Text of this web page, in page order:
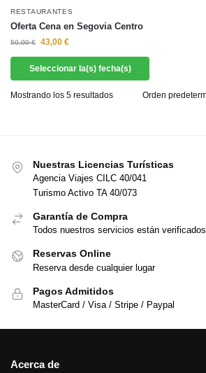
RESTAURANTES
Oferta Cena en Segovia Centro
50,00€ 43,00 €
Seleccionar la(s) fecha(s)
Mostrando los 5 resultados
Nuestras Licencias Turísticas
Agencia Viajes CILC 40/041
Turismo Activo TA 40/073
Garantía de Compra
Todos nuestros servicios están verificados
Reservas Online
Reserva desde cualquier lugar
Pagos Admitidos
MasterCard / Visa / Stripe / Paypal
Acerca de